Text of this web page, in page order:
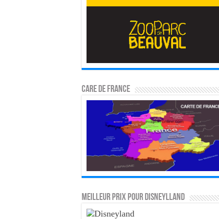
CARE DE FRANCE
MEILLEUR PRIX POUR DISNEYLLAND